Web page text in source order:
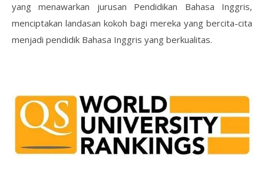
yang menawarkan jurusan Pendidikan Bahasa Inggris,
menciptakan landasan kokoh bagi mereka yang bercita-cita
menjadi pendidik Bahasa Inggris yang berkualitas.